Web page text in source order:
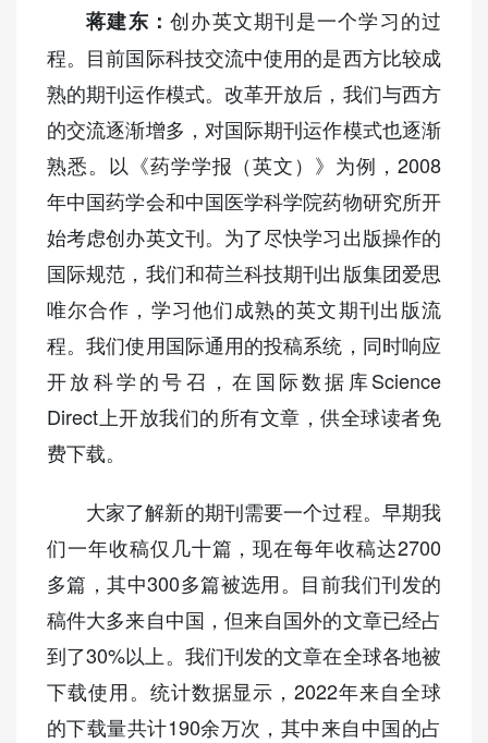
蒋建东： 创办英文期刊是一个学习的过
程。目前国际科技交流中使用的是西方比较成
熟的期刊运作模式。改革开放后，我们与西方
的交流逐渐增多，对国际期刊运作模式也逐渐
熟悉。以《药学学报（英文）》为例，2008
年中国药学会和中国医学科学院药物研究所开
始考虑创办英文刊。为了尽快学习出版操作的
国际规范，我们和荷兰科技期刊出版集团爱思
唯尔合作，学习他们成熟的英文期刊出版流
程。我们使用国际通用的投稿系统，同时响应
开放科学的号召，在国际数据库Science
Direct上开放我们的所有文章，供全球读者免
费下载。
大家了解新的期刊需要一个过程。早期我
们一年收稿仅几十篇，现在每年收稿达2700
多篇，其中300多篇被选用。目前我们刊发的
稿件大多来自中国，但来自国外的文章已经占
到了30%以上。我们刊发的文章在全球各地被
下载使用。统计数据显示，2022年来自全球
的下载量共计190余万次，其中来自中国的占